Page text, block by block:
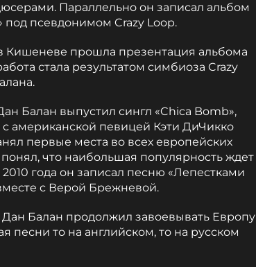
Параллельно он записал альбом
под псевдонимом Crazy Loop.
Кишеневе прошла презентация альбома
стала результатом симбиоза Crazy
Балан выпустил сингл «Chica Bomb»,
американской певицей Кэти ДиЧикко
первые места во всех европейских
что наибольшая популярность ждет
года он записал песню «Лепестками
с Верой Брежневой.
Балан продолжил завоевывать Европу
песни то на английском, то на русском